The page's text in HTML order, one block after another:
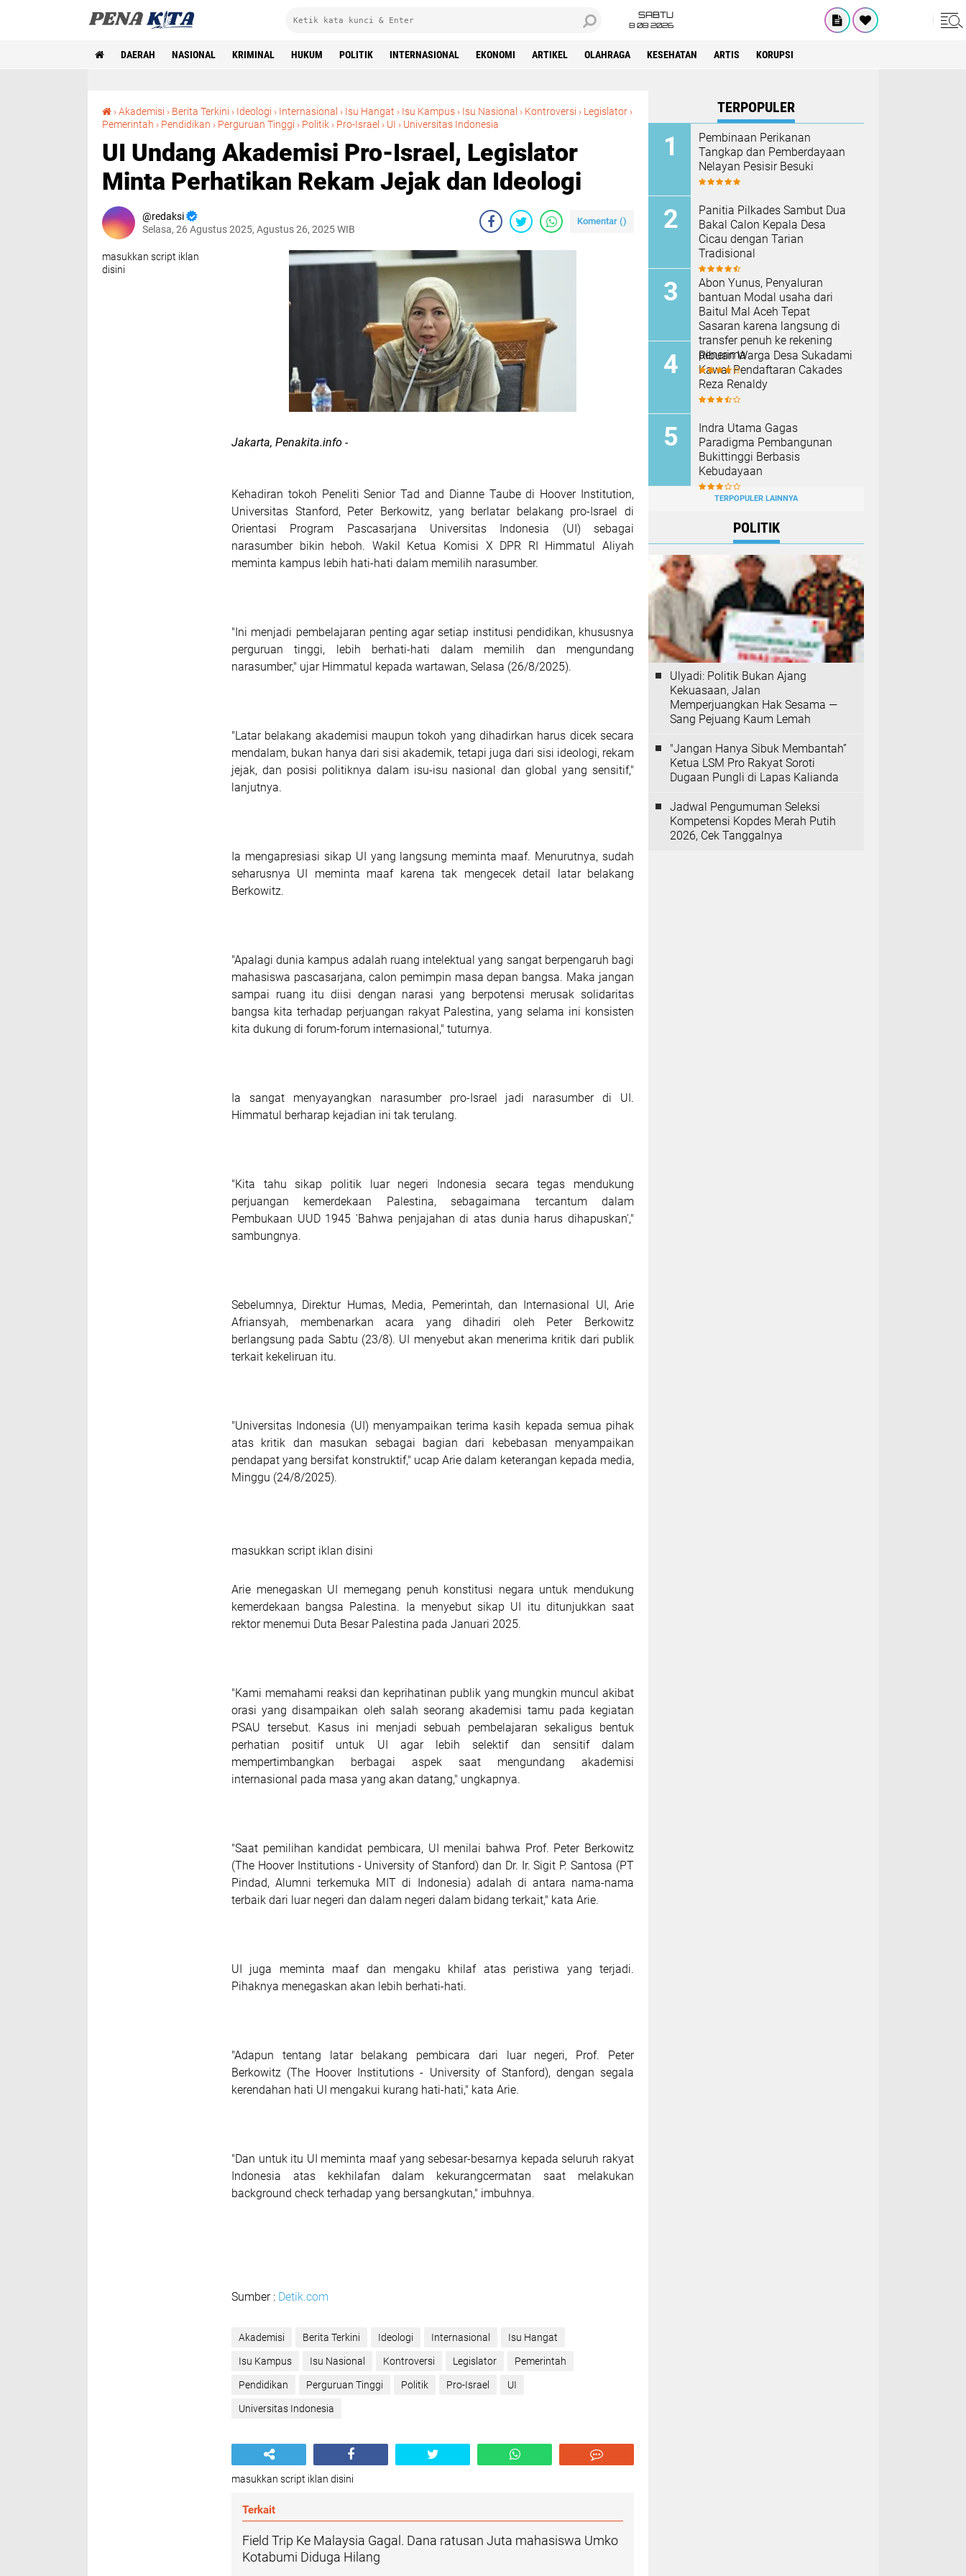
SABTU
8 08 2026
DAERAH NASIONAL KRIMINAL HUKUM POLITIK INTERNASIONAL EKONOMI ARTIKEL OLAHRAGA KESEHATAN ARTIS KORUPSI
›Akademisi › Berita Terkini › Ideologi › Internasional › Isu Hangat › Isu Kampus › Isu Nasional › Kontroversi › Legislator ›
Pemerintah › Pendidikan › Perguruan Tinggi › Politik › Pro-Israel › UI › Universitas Indonesia
UI Undang Akademisi Pro-Israel, Legislator
Minta Perhatikan Rekam Jejak dan Ideologi
redaksi
Selasa, 26 Agustus 2025, Agustus 26, 2025 WIB
Komentar ()
masukkan script iklan
disini
Jakarta, Penakita.info -
Kehadiran tokoh Peneliti Senior Tad and Dianne Taube di Hoover Institution,
Universitas Stanford, Peter Berkowitz, yang berlatar belakang pro-Israel di
Orientasi Program Pascasarjana Universitas Indonesia (UI) sebagai
narasumber bikin heboh. Wakil Ketua Komisi X DPR RI Himmatul Aliyah
meminta kampus lebih hati-hati dalam memilih narasumber.
"Ini menjadi pembelajaran penting agar setiap institusi pendidikan, khususnya
perguruan tinggi, lebih berhati-hati dalam memilih dan mengundang
narasumber," ujar Himmatul kepada wartawan, Selasa (26/8/2025).
"Latar belakang akademisi maupun tokoh yang dihadirkan harus dicek secara
mendalam, bukan hanya dari sisi akademik, tetapi juga dari sisi ideologi, rekam
jejak, dan posisi politiknya dalam isu-isu nasional dan global yang sensitif,"
lanjutnya.
Ia mengapresiasi sikap UI yang langsung meminta maaf. Menurutnya, sudah
seharusnya UI meminta maaf karena tak mengecek detail latar belakang
Berkowitz.
"Apalagi dunia kampus adalah ruang intelektual yang sangat berpengaruh bagi
mahasiswa pascasarjana, calon pemimpin masa depan bangsa. Maka jangan
sampai ruang itu diisi dengan narasi yang berpotensi merusak solidaritas
bangsa kita terhadap perjuangan rakyat Palestina, yang selama ini konsisten
kita dukung di forum-forum internasional," tuturnya.
Ia sangat menyayangkan narasumber pro-Israel jadi narasumber di UI.
Himmatul berharap kejadian ini tak terulang.
"Kita tahu sikap politik luar negeri Indonesia secara tegas mendukung
perjuangan kemerdekaan Palestina, sebagaimana tercantum dalam
Pembukaan UUD 1945 'Bahwa penjajahan di atas dunia harus dihapuskan',"
sambungnya.
Sebelumnya, Direktur Humas, Media, Pemerintah, dan Internasional UI, Arie
Afriansyah, membenarkan acara yang dihadiri oleh Peter Berkowitz
berlangsung pada Sabtu (23/8). UI menyebut akan menerima kritik dari publik
terkait kekeliruan itu.
"Universitas Indonesia (UI) menyampaikan terima kasih kepada semua pihak
atas kritik dan masukan sebagai bagian dari kebebasan menyampaikan
pendapat yang bersifat konstruktif," ucap Arie dalam keterangan kepada media,
Minggu (24/8/2025).
masukkan script iklan disini
Arie menegaskan UI memegang penuh konstitusi negara untuk mendukung
kemerdekaan bangsa Palestina. Ia menyebut sikap UI itu ditunjukkan saat
rektor menemui Duta Besar Palestina pada Januari 2025.
"Kami memahami reaksi dan keprihatinan publik yang mungkin muncul akibat
orasi yang disampaikan oleh salah seorang akademisi tamu pada kegiatan
PSAU tersebut. Kasus ini menjadi sebuah pembelajaran sekaligus bentuk
perhatian positif untuk UI agar lebih selektif dan sensitif dalam
mempertimbangkan berbagai aspek saat mengundang akademisi
internasional pada masa yang akan datang," ungkapnya.
"Saat pemilihan kandidat pembicara, UI menilai bahwa Prof. Peter Berkowitz
(The Hoover Institutions - University of Stanford) dan Dr. Ir. Sigit P. Santosa (PT
Pindad, Alumni terkemuka MIT di Indonesia) adalah di antara nama-nama
terbaik dari luar negeri dan dalam negeri dalam bidang terkait," kata Arie.
UI juga meminta maaf dan mengaku khilaf atas peristiwa yang terjadi.
Pihaknya menegaskan akan lebih berhati-hati.
"Adapun tentang latar belakang pembicara dari luar negeri, Prof. Peter
Berkowitz (The Hoover Institutions - University of Stanford), dengan segala
kerendahan hati UI mengakui kurang hati-hati," kata Arie.
"Dan untuk itu UI meminta maaf yang sebesar-besarnya kepada seluruh rakyat
Indonesia atas kekhilafan dalam kekurangcermatan saat melakukan
background check terhadap yang bersangkutan," imbuhnya.
Sumber : Detik.com
Akademisi Berita Terkini Ideologi Internasional Isu Hangat
Isu Kampus Isu Nasional Kontroversi Legislator Pemerintah
Pendidikan Perguruan Tinggi Politik Pro-Israel UI
Universitas Indonesia
masukkan script iklan disini
Terkait
Field Trip Ke Malaysia Gagal. Dana ratusan Juta mahasiswa Umko
Kotabumi Diduga Hilang
TERPOPULER
Pembinaan Perikanan
Tangkap dan Pemberdayaan
Nelayan Pesisir Besuki
Panitia Pilkades Sambut Dua
Bakal Calon Kepala Desa
Cicau dengan Tarian
Tradisional
Abon Yunus, Penyaluran
bantuan Modal usaha dari
Baitul Mal Aceh Tepat
Sasaran karena langsung di
transfer penuh ke rekening
penerima
Ribuan Warga Desa Sukadami
Kawal Pendaftaran Cakades
Reza Renaldy
Indra Utama Gagas
Paradigma Pembangunan
Bukittinggi Berbasis
Kebudayaan
TERPOPULER LAINNYA
POLITIK
Ulyadi: Politik Bukan Ajang
Kekuasaan, Jalan
Memperjuangkan Hak Sesama —
Sang Pejuang Kaum Lemah
"Jangan Hanya Sibuk Membantah”
Ketua LSM Pro Rakyat Soroti
Dugaan Pungli di Lapas Kalianda
Jadwal Pengumuman Seleksi
Kompetensi Kopdes Merah Putih
2026, Cek Tanggalnya